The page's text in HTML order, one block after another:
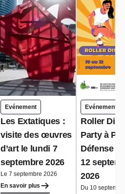
Evénement
Les Extatiques :
visite des œuvres
d’art le lundi 7
septembre 2026
Le 7 septembre 2026
En savoir plus
Evénement
Roller
Party à
Défense
12
2026
Du 10